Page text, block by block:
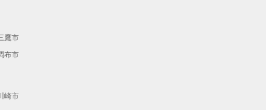
鷹市
布市
崎市